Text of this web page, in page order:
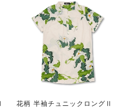
花柄 半袖チュニックロングⅡ